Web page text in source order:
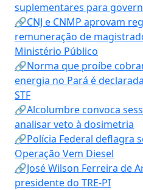
suplementares para
🔗CNJ e CNMP aprovam
remuneração de
Ministério Público
🔗Norma que proíbe
energia no Pará é
STF
🔗Alcolumbre convoca
analisar veto à dosimetria
🔗Polícia Federal deflagra
Operação Vem Diesel
🔗José Wilson Ferreira de
presidente do TRE-PI